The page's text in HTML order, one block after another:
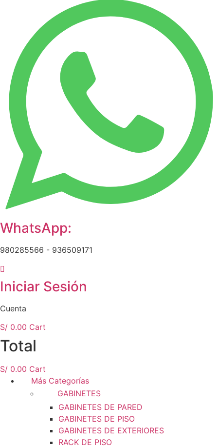
WhatsApp:
980285566 - 936509171
Iniciar Sesión
Cuenta
S/ 0.00 Cart
Total
S/ 0.00 Cart
Más Categorías
GABINETES
GABINETES DE PARED
GABINETES DE PISO
GABINETES DE EXTERIORES
RACK DE PISO